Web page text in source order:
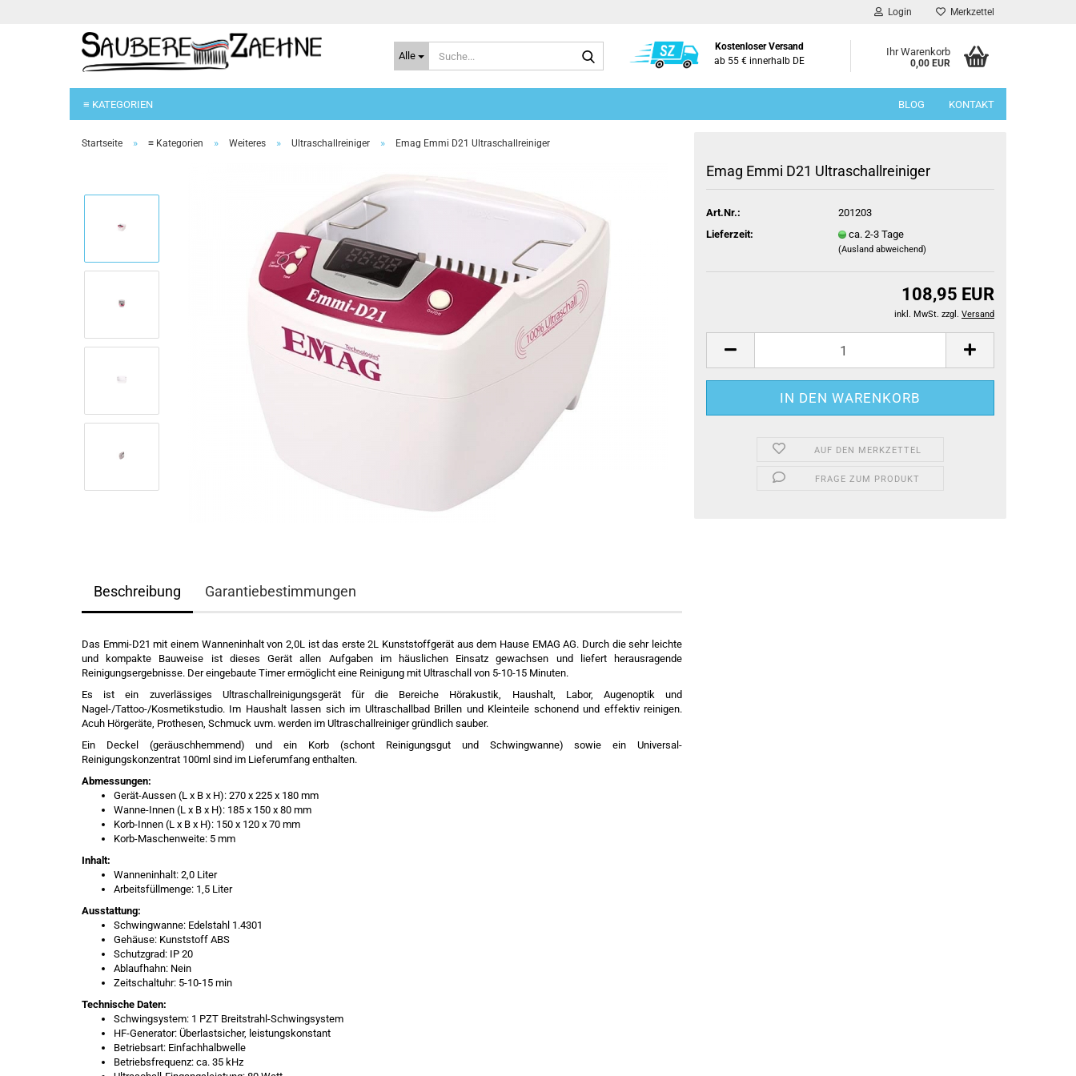
Login Merkzettel
Alle
Kostenloser Versand
ab 55 € innerhalb DE
Ihr Warenkorb
0,00 EUR
≡ KATEGORIEN BLOG KONTAKT
Startseite » ≡ Kategorien » Weiteres » Ultraschallreiniger » Emag Emmi D21 Ultraschallreiniger
Emag Emmi D21 Ultraschallreiniger
Art.Nr.:
201203
Lieferzeit:
ca. 2-3 Tage
(Ausland abweichend)
108,95 EUR
inkl. MwSt. zzgl. Versand
AUF DEN MERKZETTEL
FRAGE ZUM PRODUKT
Beschreibung Garantiebestimmungen
Das Emmi-D21 mit einem Wanneninhalt von 2,0L ist das erste 2L Kunststoffgerät aus dem Hause EMAG AG. Durch die sehr leichte
und kompakte Bauweise ist dieses Gerät allen Aufgaben im häuslichen Einsatz gewachsen und liefert herausragende
Reinigungsergebnisse. Der eingebaute Timer ermöglicht eine Reinigung mit Ultraschall von 5-10-15 Minuten.
Es ist ein zuverlässiges Ultraschallreinigungsgerät für die Bereiche Hörakustik, Haushalt, Labor, Augenoptik und
Nagel-/Tattoo-/Kosmetikstudio. Im Haushalt lassen sich im Ultraschallbad Brillen und Kleinteile schonend und effektiv reinigen.
Acuh Hörgeräte, Prothesen, Schmuck uvm. werden im Ultraschallreiniger gründlich sauber.
Ein Deckel (geräuschhemmend) und ein Korb (schont Reinigungsgut und Schwingwanne) sowie ein Universal-
Reinigungskonzentrat 100ml sind im Lieferumfang enthalten.
Abmessungen:
Gerät-Aussen (L x B x H): 270 x 225 x 180 mm
Wanne-Innen (L x B x H): 185 x 150 x 80 mm
Korb-Innen (L x B x H): 150 x 120 x 70 mm
Korb-Maschenweite: 5 mm
Inhalt:
Wanneninhalt: 2,0 Liter
Arbeitsfüllmenge: 1,5 Liter
Ausstattung:
Schwingwanne: Edelstahl 1.4301
Gehäuse: Kunststoff ABS
Schutzgrad: IP 20
Ablaufhahn: Nein
Zeitschaltuhr: 5-10-15 min
Technische Daten:
Schwingsystem: 1 PZT Breitstrahl-Schwingsystem
HF-Generator: Überlastsicher, leistungskonstant
Betriebsart: Einfachhalbwelle
Betriebsfrequenz: ca. 35 kHz